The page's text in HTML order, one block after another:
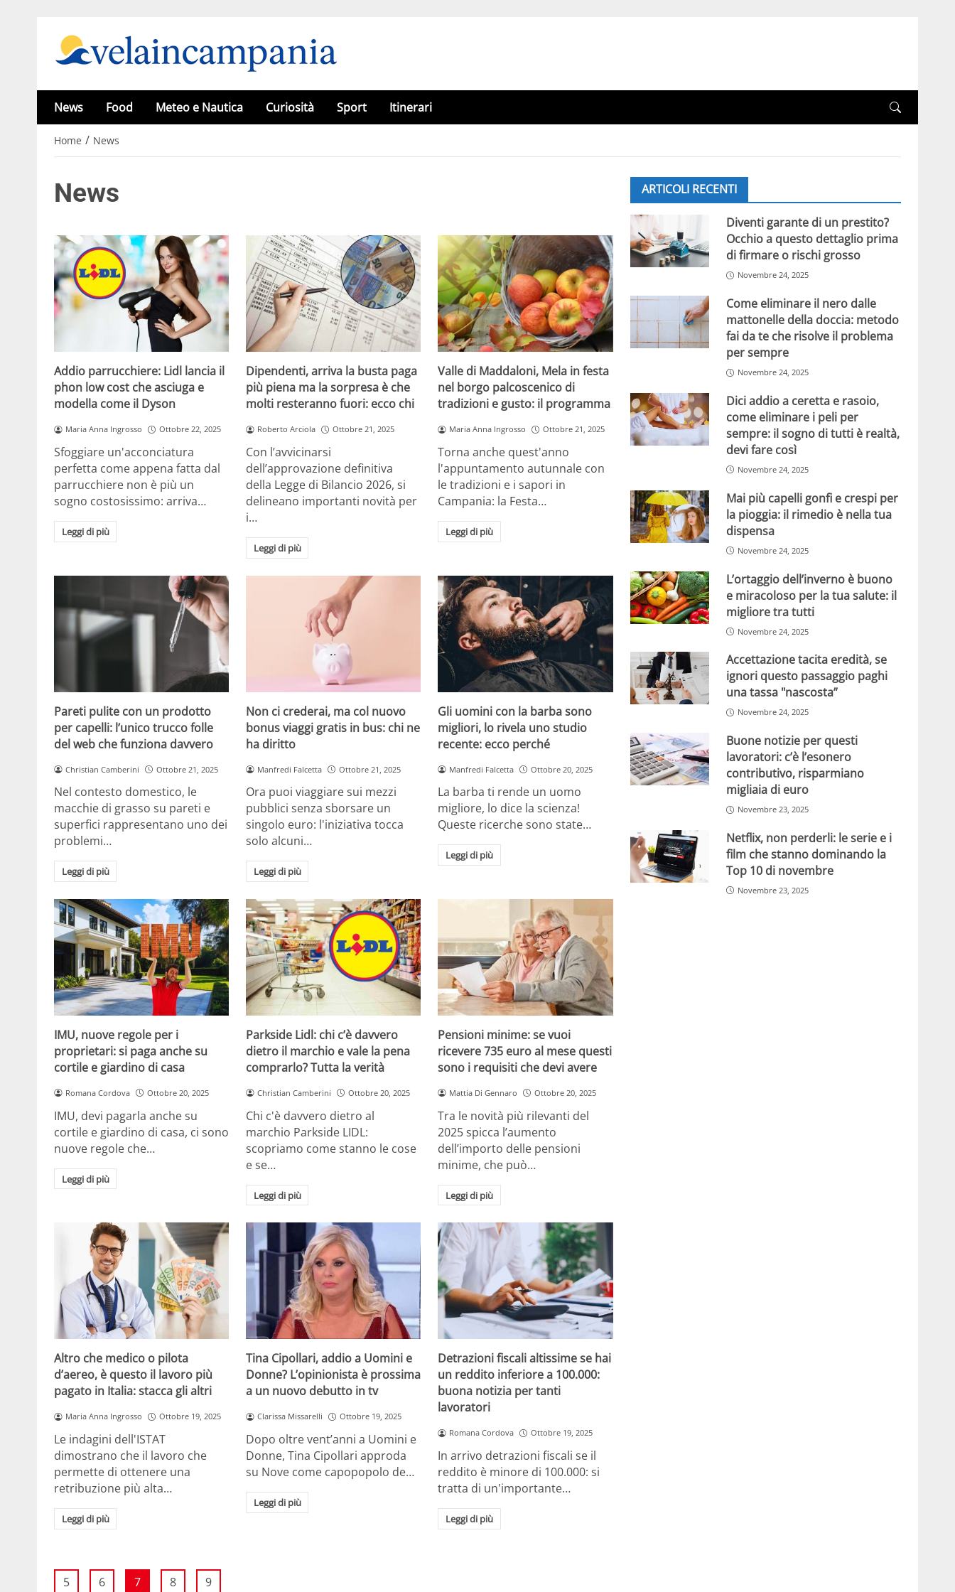
News Food Meteo e Nautica Curiosità Sport Itinerari
Home / News
News
Addio parrucchiere: Lidl lancia il
phon low cost che asciuga e
modella come il Dyson
Maria Anna Ingrosso Ottobre 22, 2025
Sfoggiare un'acconciatura
perfetta come appena fatta dal
parrucchiere non è più un
sogno costosissimo: arriva…
Leggi di più
Dipendenti, arriva la busta paga
più piena ma la sorpresa è che
molti resteranno fuori: ecco chi
Roberto Arciola Ottobre 21, 2025
Con l’avvicinarsi
dell’approvazione definitiva
della Legge di Bilancio 2026, si
delineano importanti novità per
i…
Leggi di più
Valle di Maddaloni, Mela in festa
nel borgo palcoscenico di
tradizioni e gusto: il programma
Maria Anna Ingrosso Ottobre 21, 2025
Torna anche quest'anno
l'appuntamento autunnale con
le tradizioni e i sapori in
Campania: la Festa…
Leggi di più
Pareti pulite con un prodotto
per capelli: l’unico trucco folle
del web che funziona davvero
Christian Camberini Ottobre 21, 2025
Nel contesto domestico, le
macchie di grasso su pareti e
superfici rappresentano uno dei
problemi…
Leggi di più
Non ci crederai, ma col nuovo
bonus viaggi gratis in bus: chi ne
ha diritto
Manfredi Falcetta Ottobre 21, 2025
Ora puoi viaggiare sui mezzi
pubblici senza sborsare un
singolo euro: l'iniziativa tocca
solo alcuni…
Leggi di più
Gli uomini con la barba sono
migliori, lo rivela uno studio
recente: ecco perché
Manfredi Falcetta Ottobre 20, 2025
La barba ti rende un uomo
migliore, lo dice la scienza!
Queste ricerche sono state…
Leggi di più
IMU, nuove regole per i
proprietari: si paga anche su
cortile e giardino di casa
Romana Cordova Ottobre 20, 2025
IMU, devi pagarla anche su
cortile e giardino di casa, ci sono
nuove regole che…
Leggi di più
Parkside Lidl: chi c’è davvero
dietro il marchio e vale la pena
comprarlo? Tutta la verità
Christian Camberini Ottobre 20, 2025
Chi c'è davvero dietro al
marchio Parkside LIDL:
scopriamo come stanno le cose
e se…
Leggi di più
Pensioni minime: se vuoi
ricevere 735 euro al mese questi
sono i requisiti che devi avere
Mattia Di Gennaro Ottobre 20, 2025
Tra le novità più rilevanti del
2025 spicca l’aumento
dell’importo delle pensioni
minime, che può…
Leggi di più
Altro che medico o pilota
d’aereo, è questo il lavoro più
pagato in Italia: stacca gli altri
Maria Anna Ingrosso Ottobre 19, 2025
Le indagini dell'ISTAT
dimostrano che il lavoro che
permette di ottenere una
retribuzione più alta…
Leggi di più
Tina Cipollari, addio a Uomini e
Donne? L’opinionista è prossima
a un nuovo debutto in tv
Clarissa Missarelli Ottobre 19, 2025
Dopo oltre vent’anni a Uomini e
Donne, Tina Cipollari approda
su Nove come capopopolo de…
Leggi di più
Detrazioni fiscali altissime se hai
un reddito inferiore a 100.000:
buona notizia per tanti
lavoratori
Romana Cordova Ottobre 19, 2025
In arrivo detrazioni fiscali se il
reddito è minore di 100.000: si
tratta di un'importante…
Leggi di più
5 6 7 8 9
ARTICOLI RECENTI
Diventi garante di un prestito?
Occhio a questo dettaglio prima
di firmare o rischi grosso
Novembre 24, 2025
Come eliminare il nero dalle
mattonelle della doccia: metodo
fai da te che risolve il problema
per sempre
Novembre 24, 2025
Dici addio a ceretta e rasoio,
come eliminare i peli per
sempre: il sogno di tutti è realtà,
devi fare così
Novembre 24, 2025
Mai più capelli gonfi e crespi per
la pioggia: il rimedio è nella tua
dispensa
Novembre 24, 2025
L’ortaggio dell’inverno è buono
e miracoloso per la tua salute: il
migliore tra tutti
Novembre 24, 2025
Accettazione tacita eredità, se
ignori questo passaggio paghi
una tassa "nascosta”
Novembre 24, 2025
Buone notizie per questi
lavoratori: c’è l’esonero
contributivo, risparmiano
migliaia di euro
Novembre 23, 2025
Netflix, non perderli: le serie e i
film che stanno dominando la
Top 10 di novembre
Novembre 23, 2025